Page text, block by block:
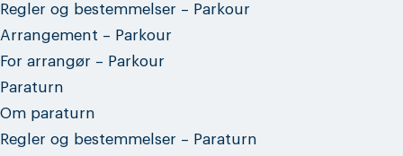
Regler og bestemmelser – Parkour
Arrangement – Parkour
For arrangør – Parkour
Paraturn
Om paraturn
Regler og bestemmelser – Paraturn